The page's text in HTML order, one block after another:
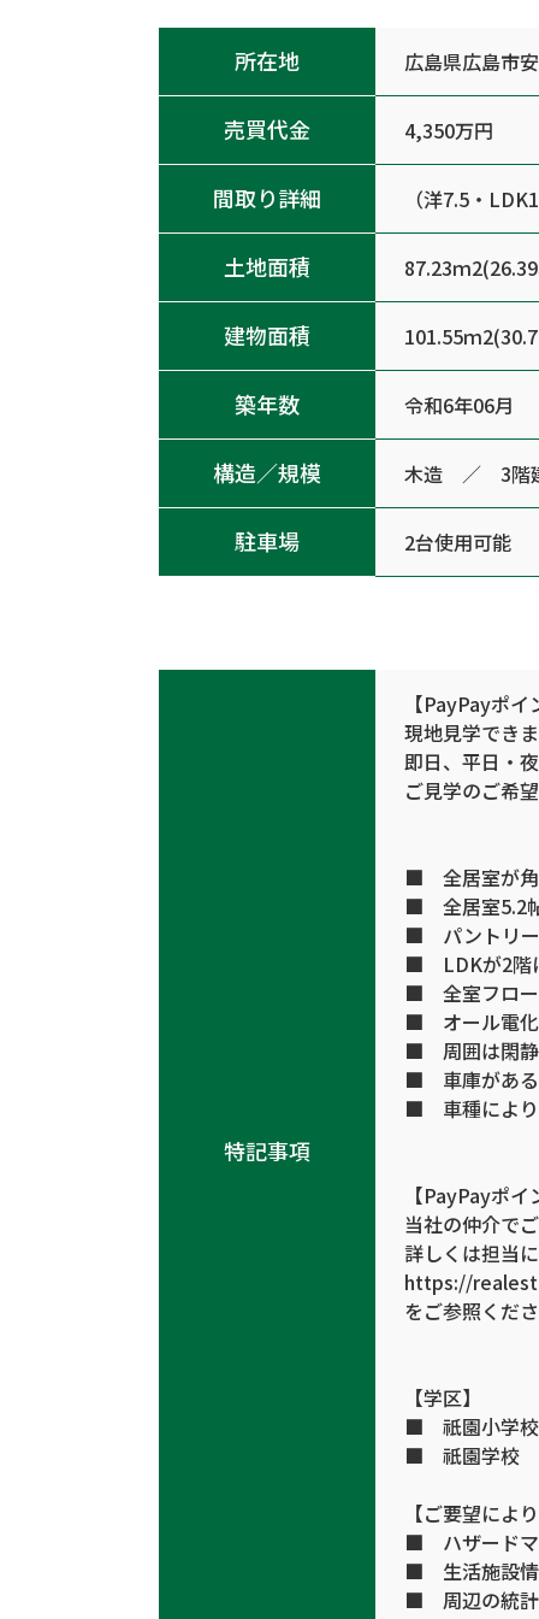
所在地 広島県広島市
売買代金 4,350万円
間取り詳細 （洋7.5・
土地面積 87.23ｍ
建物面積 101.55ｍ
築年数 令和6年06月
構造／規模 木造 ／ 3階
駐車場 2台使用可能
特記事項
【PayPayポ
現地見学でき
即日、平日・
ご見学のご希
■ 全居室が角
■ 全居室5.2帖
■ パントリー
■ LDKが2階
■ 全室フロー
■ オール電化
■ 周囲は閑静
■ 車庫がある
■ 車種により
【PayPayポ
当社の仲介で
詳しくは担当
https://
をご参照くだ
【学区】
■ 祇園小学校
■ 祇園学校
【ご要望によ
■ ハザード
■ 生活施設
■ 周辺の統